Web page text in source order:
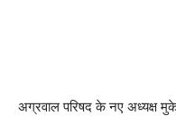
अग्रवाल परिषद के नए अध्यक्ष